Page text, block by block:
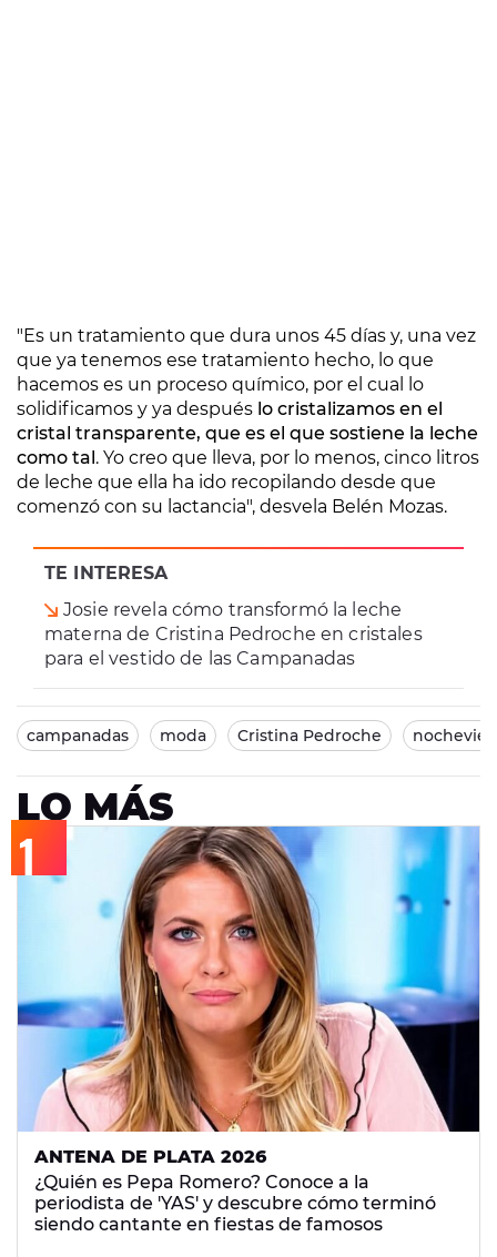
TE INTERESA
Josie revela cómo transformó la leche
materna de Cristina Pedroche en cristales
para el vestido de las Campanadas
"Es un tratamiento que dura unos 45 días y, una vez
que ya tenemos ese tratamiento hecho, lo que
hacemos es un proceso químico, por el cual lo
solidificamos y ya después lo cristalizamos en el
cristal transparente, que es el que sostiene la leche
como tal. Yo creo que lleva, por lo menos, cinco litros
de leche que ella ha ido recopilando desde que
comenzó con su lactancia", desvela Belén Mozas.
campanadas moda Cristina Pedroche
LO MÁS
ANTENA DE PLATA 2026
¿Quién es Pepa Romero? Conoce a la
periodista de 'YAS' y descubre cómo terminó
siendo cantante en fiestas de famosos